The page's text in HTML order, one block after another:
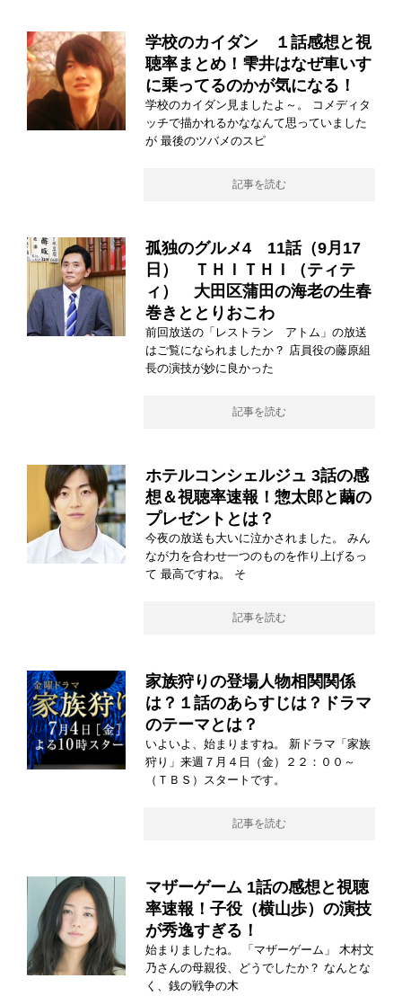
学校のカイダン １話感想と視
聴率まとめ！雫井はなぜ車いす
に乗ってるのかが気になる！
学校のカイダン見ましたよ～。 コメディタ
ッチで描かれるかななんて思っていました
が 最後のツバメのスピ
記事を読む
孤独のグルメ4 11話（9月17
日） ＴＨＩＴＨＩ（ティテ
ィ） 大田区蒲田の海老の生春
巻きととりおこわ
前回放送の「レストラン アトム」の放送
はご覧になられましたか？ 店員役の藤原組
長の演技が妙に良かった
記事を読む
ホテルコンシェルジュ 3話の感
想＆視聴率速報！惣太郎と繭の
プレゼントとは？
今夜の放送も大いに泣かされました。 みん
なが力を合わせ一つのものを作り上げるっ
て 最高ですね。 そ
記事を読む
家族狩りの登場人物相関関係
は？１話のあらすじは？ドラマ
のテーマとは？
いよいよ、始まりますね。 新ドラマ「家族
狩り」来週７月４日（金）２２：００～
（ＴＢＳ）スタートです。
記事を読む
マザーゲーム 1話の感想と視聴
率速報！子役（横山歩）の演技
が秀逸すぎる！
始まりましたね。 「マザーゲーム」 木村文
乃さんの母親役、どうでしたか？ なんとな
く、銭の戦争の木